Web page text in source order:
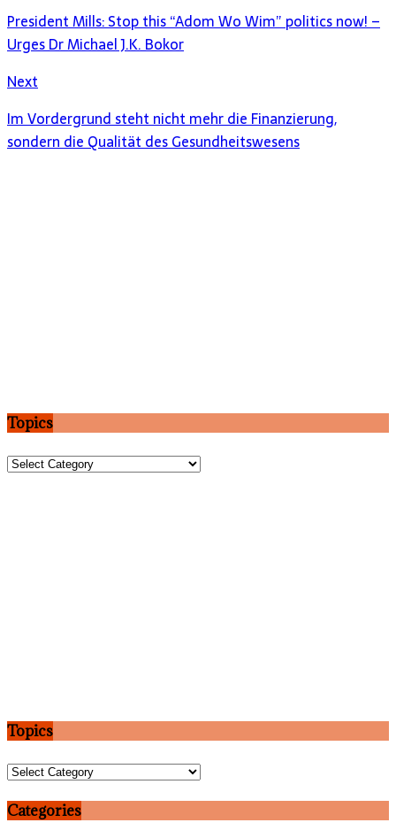
President Mills: Stop this “Adom Wo Wim” politics now! –
Urges Dr Michael J.K. Bokor
Next
Im Vordergrund steht nicht mehr die Finanzierung,
sondern die Qualität des Gesundheitswesens
Topics
Topics
Topics
Topics
Categories